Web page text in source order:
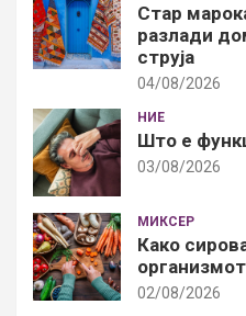
Стар
разлади
струја
04/08/2026
НИЕ
Што е
03/08/2026
МИКСЕР
Како
02/08/2026